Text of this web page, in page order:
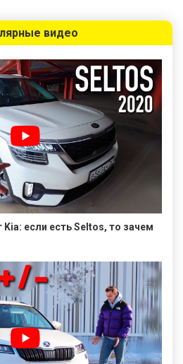
видео
если есть Seltos, то зачем